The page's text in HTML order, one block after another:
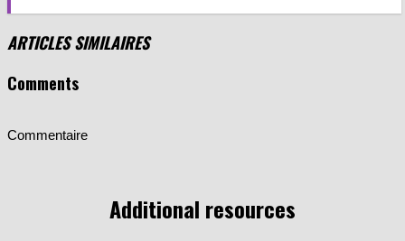
ARTICLES SIMILAIRES
Comments
Commentaire
Additional resources